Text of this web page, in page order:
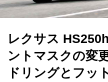
レクサス
ントマスクの変
ドリングとフッ